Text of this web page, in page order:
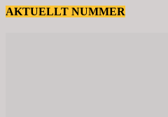
AKTUELLT NUMMER